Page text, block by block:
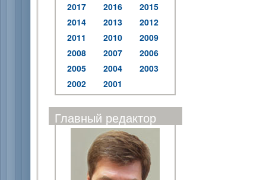
2017
2016
2015
2014
2013
2012
2011
2010
2009
2008
2007
2006
2005
2004
2003
2002
2001
Главный редактор